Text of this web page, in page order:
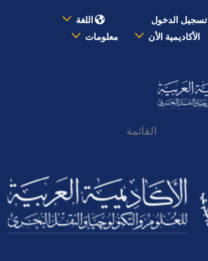
تسجيل الدخول
اللغة
الأكاديمية الأن معلومات
القائمة